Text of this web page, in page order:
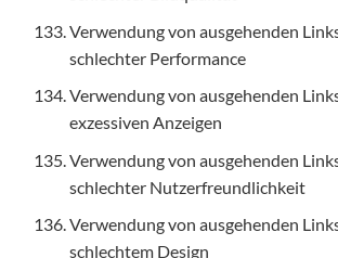
Verwendung von ausgehenden
schlechter Performance
Verwendung von ausgehenden
exzessiven Anzeigen
Verwendung von ausgehenden
schlechter Nutzerfreundlichkeit
Verwendung von ausgehenden
schlechtem Design